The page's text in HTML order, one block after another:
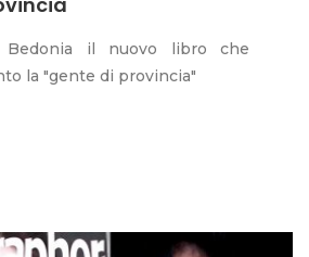
Bedonia il nuovo libro che
la "gente di provincia"